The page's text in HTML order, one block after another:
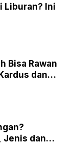
Liburan? Ini
Bisa Rawan
dan
Jenis dan